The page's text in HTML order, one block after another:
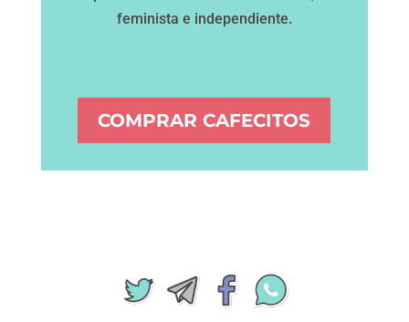
feminista e independiente.
COMPRAR CAFECITOS